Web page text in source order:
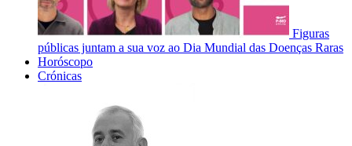
Figuras
públicas juntam a sua voz ao Dia Mundial das Doenças Raras
Horóscopo
Crónicas